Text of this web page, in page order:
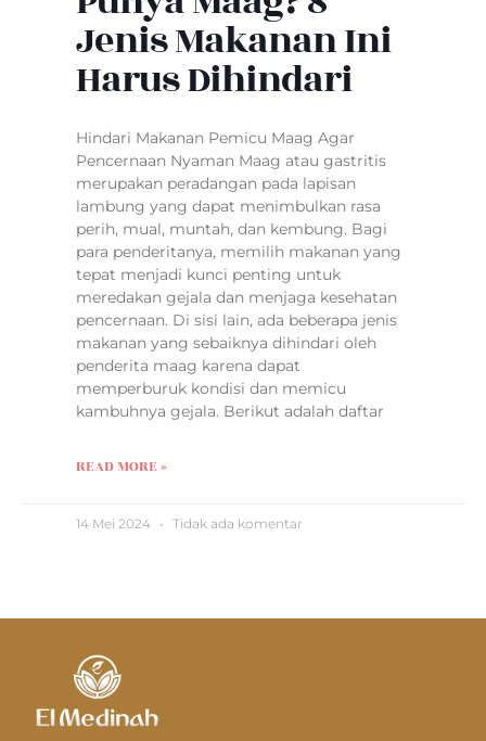
Jenis Makanan Ini
Harus Dihindari
Hindari Makanan Pemicu Maag Agar
Pencernaan Nyaman Maag atau gastritis
merupakan peradangan pada lapisan
lambung yang dapat menimbulkan rasa
perih, mual, muntah, dan kembung. Bagi
para penderitanya, memilih makanan yang
tepat menjadi kunci penting untuk
meredakan gejala dan menjaga kesehatan
pencernaan. Di sisi lain, ada beberapa jenis
makanan yang sebaiknya dihindari oleh
penderita maag karena dapat
memperburuk kondisi dan memicu
kambuhnya gejala. Berikut adalah daftar
READ MORE »
14 Mei 2024 Tidak ada komentar